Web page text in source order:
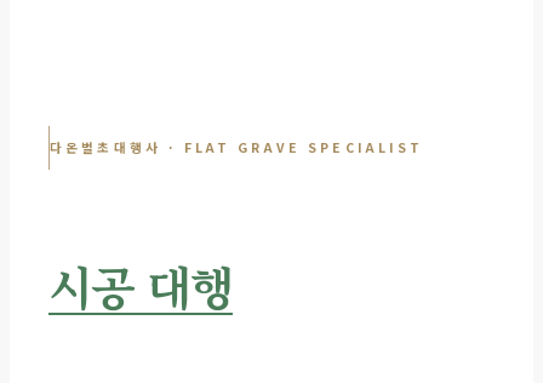
다온벌초대행사 · FLAT GRAVE SPECIALIST
시공 대행